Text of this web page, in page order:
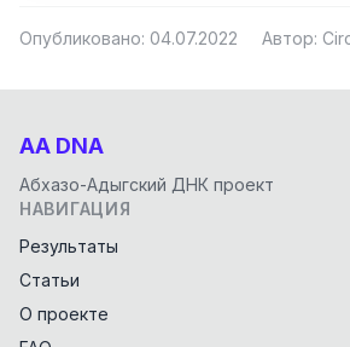
Опубликовано: 04.07.2022 Автор:
AA DNA
Абхазо-Адыгский ДНК проект
НАВИГАЦИЯ
Результаты
Статьи
О проекте